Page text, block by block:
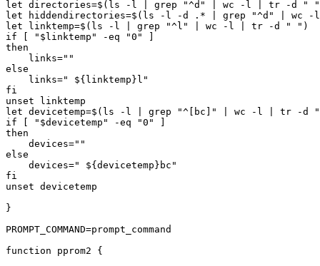
let directories=$(ls -l | grep "^d" | wc -l | tr -d "
let hiddendirectories=$(ls -l -d .* | grep "^d" |
let linktemp=$(ls -l | grep "^l" | wc -l | tr -d " ")
if [ "$linktemp" -eq "0" ]
then
    links=""
else
    links=" ${linktemp}l"
fi
unset linktemp
let devicetemp=$(ls -l | grep "^[bc]" | wc -l | tr -d
if [ "$devicetemp" -eq "0" ]
then
    devices=""
else
    devices=" ${devicetemp}bc"
fi
unset devicetemp
}
PROMPT_COMMAND=prompt_command
function pprom2 {